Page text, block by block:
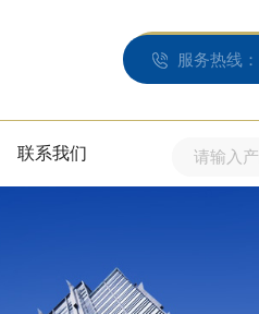
服务热线：
联系我们